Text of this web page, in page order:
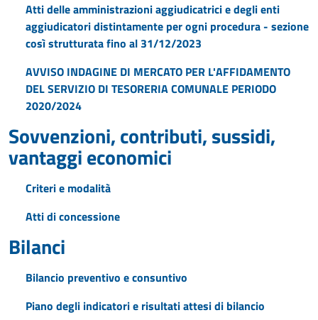
Atti delle amministrazioni aggiudicatrici e degli enti
aggiudicatori distintamente per ogni procedura - sezione
così strutturata fino al 31/12/2023
AVVISO INDAGINE DI MERCATO PER L'AFFIDAMENTO
DEL SERVIZIO DI TESORERIA COMUNALE PERIODO
2020/2024
Sovvenzioni, contributi, sussidi,
vantaggi economici
Criteri e modalità
Atti di concessione
Bilanci
Bilancio preventivo e consuntivo
Piano degli indicatori e risultati attesi di bilancio